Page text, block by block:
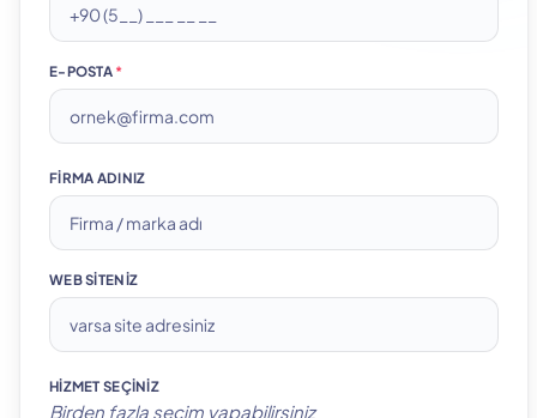
E-POSTA *
FIRMA ADINIZ
WEB SITENIZ
HIZMET SEÇINIZ
Birden fazla seçim yapabilirsiniz